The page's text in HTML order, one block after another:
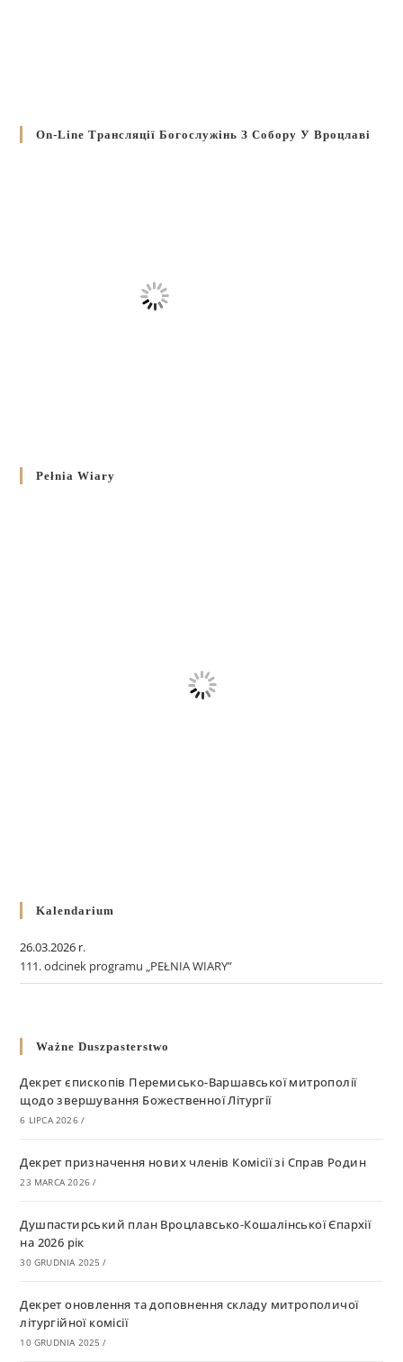
On-Line Трансляції Богослужінь З Собору У Вроцлаві
Pełnia Wiary
Kalendarium
26.03.2026 r.
111. odcinek programu „PEŁNIA WIARY”
Ważne Duszpasterstwo
Декрет єпископів Перемисько-Варшавської митрополії
щодо звершування Божественної Літургії
6 LIPCA 2026 /
Декрет призначення нових членів Комісії зі Справ Родин
23 MARCA 2026 /
Душпастирський план Вроцлавсько-Кошалінської Єпархії
на 2026 рік
30 GRUDNIA 2025 /
Декрет оновлення та доповнення складу митрополичої
літургійної комісії
10 GRUDNIA 2025 /